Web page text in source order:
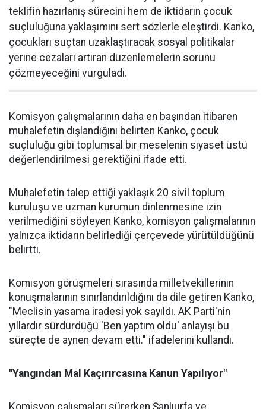
teklifin hazırlanış sürecini hem de iktidarın çocuk
suçluluğuna yaklaşımını sert sözlerle eleştirdi. Kanko,
çocukları suçtan uzaklaştıracak sosyal politikalar
yerine cezaları artıran düzenlemelerin sorunu
çözmeyeceğini vurguladı.
Komisyon çalışmalarının daha en başından itibaren
muhalefetin dışlandığını belirten Kanko, çocuk
suçluluğu gibi toplumsal bir meselenin siyaset üstü
değerlendirilmesi gerektiğini ifade etti.
Muhalefetin talep ettiği yaklaşık 20 sivil toplum
kuruluşu ve uzman kurumun dinlenmesine izin
verilmediğini söyleyen Kanko, komisyon çalışmalarının
yalnızca iktidarın belirlediği çerçevede yürütüldüğünü
belirtti.
Komisyon görüşmeleri sırasında milletvekillerinin
konuşmalarının sınırlandırıldığını da dile getiren Kanko,
"Meclisin yasama iradesi yok sayıldı. AK Parti'nin
yıllardır sürdürdüğü 'Ben yaptım oldu' anlayışı bu
süreçte de aynen devam etti." ifadelerini kullandı.
"Yangından Mal Kaçırırcasına Kanun Yapılıyor"
Komisyon çalışmaları sürerken Şanlıurfa ve